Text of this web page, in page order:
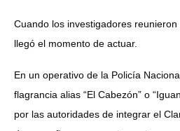
Cuando los investigadores reunieron
llegó el momento de actuar.
En un operativo de la Policía
flagrancia alias “El Cabezón” o
por las autoridades de integrar el